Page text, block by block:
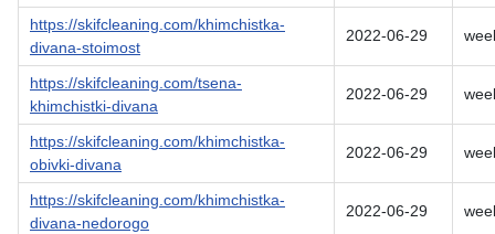
https://skifcleaning.com/khimchistka-
divana-stoimost
2022-06-29
https://skifcleaning.com/tsena-
khimchistki-divana
2022-06-29
https://skifcleaning.com/khimchistka-
obivki-divana
2022-06-29
https://skifcleaning.com/khimchistka-
divana-nedorogo
2022-06-29